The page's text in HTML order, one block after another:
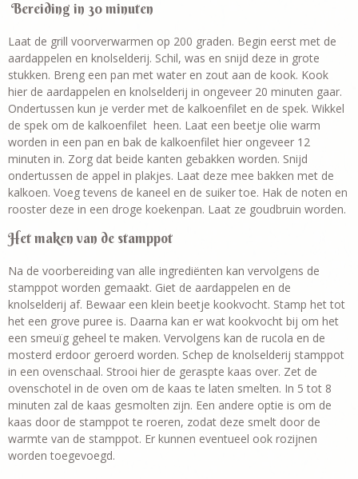
Bereiding in 30 minuten
Laat de grill voorverwarmen op 200 graden. Begin eerst met de
aardappelen en knolselderij. Schil, was en snijd deze in grote
stukken. Breng een pan met water en zout aan de kook. Kook
hier de aardappelen en knolselderij in ongeveer 20 minuten gaar.
Ondertussen kun je verder met de kalkoenfilet en de spek. Wikkel
de spek om de kalkoenfilet heen. Laat een beetje olie warm
worden in een pan en bak de kalkoenfilet hier ongeveer 12
minuten in. Zorg dat beide kanten gebakken worden. Snijd
ondertussen de appel in plakjes. Laat deze mee bakken met de
kalkoen. Voeg tevens de kaneel en de suiker toe. Hak de noten en
rooster deze in een droge koekenpan. Laat ze goudbruin worden.
Het maken van de stamppot
Na de voorbereiding van alle ingrediënten kan vervolgens de
stamppot worden gemaakt. Giet de aardappelen en de
knolselderij af. Bewaar een klein beetje kookvocht. Stamp het tot
het een grove puree is. Daarna kan er wat kookvocht bij om het
een smeuïg geheel te maken. Vervolgens kan de rucola en de
mosterd erdoor geroerd worden. Schep de knolselderij stamppot
in een ovenschaal. Strooi hier de geraspte kaas over. Zet de
ovenschotel in de oven om de kaas te laten smelten. In 5 tot 8
minuten zal de kaas gesmolten zijn. Een andere optie is om de
kaas door de stamppot te roeren, zodat deze smelt door de
warmte van de stamppot. Er kunnen eventueel ook rozijnen
worden toegevoegd.